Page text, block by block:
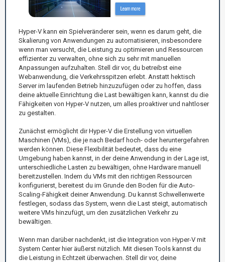
Hyper-V kann ein Spielveränderer sein, wenn es darum geht, die
Skalierung von Anwendungen zu automatisieren, insbesondere
wenn man versucht, die Leistung zu optimieren und Ressourcen
effizienter zu verwalten, ohne sich zu sehr mit manuellen
Anpassungen aufzuhalten. Stell dir vor, du betreibst eine
Webanwendung, die Verkehrsspitzen erlebt. Anstatt hektisch
Server im laufenden Betrieb hinzuzufügen oder zu hoffen, dass
deine aktuelle Einrichtung die Last bewältigen kann, kannst du die
Fähigkeiten von Hyper-V nutzen, um alles proaktiver und nahtloser
zu gestalten.
Zunächst ermöglicht dir Hyper-V die Erstellung von virtuellen
Maschinen (VMs), die je nach Bedarf hoch- oder heruntergefahren
werden können. Diese Flexibilität bedeutet, dass du eine
Umgebung haben kannst, in der deine Anwendung in der Lage ist,
unterschiedliche Lasten zu bewältigen, ohne Hardware manuell
bereitzustellen. Indem du VMs mit den richtigen Ressourcen
konfigurierst, bereitest du im Grunde den Boden für die Auto-
Scaling-Fähigkeit deiner Anwendung. Du kannst Schwellenwerte
festlegen, sodass das System, wenn die Last steigt, automatisch
weitere VMs hinzufügt, um den zusätzlichen Verkehr zu
bewältigen.
Wenn man darüber nachdenkt, ist die Integration von Hyper-V mit
System Center hier äußerst nützlich. Mit diesen Tools kannst du
die Leistung in Echtzeit überwachen. Stell dir vor, deine